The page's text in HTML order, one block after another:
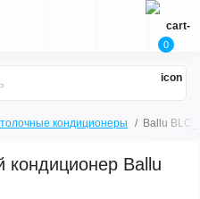
0
кондиционеры Ballu
кондиционер Ballu